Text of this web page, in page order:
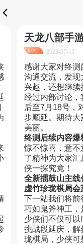
天龙八部手
其他 2023-07-13
感谢大家对终
沟通交流，发
兴趣，还想继续
经过内部讨论，
后至7月18号，
步顺延。期待
美丽。
终测后续内容爆
惊不惊喜，意
了精神为大家
侠一探究竟！
全新擂鼓山主线
虚竹珍珑棋局会
下一站我们将
巧如鬼斧神工，
少侠们不仅可
挑战段延庆，解
珑棋局，少侠可